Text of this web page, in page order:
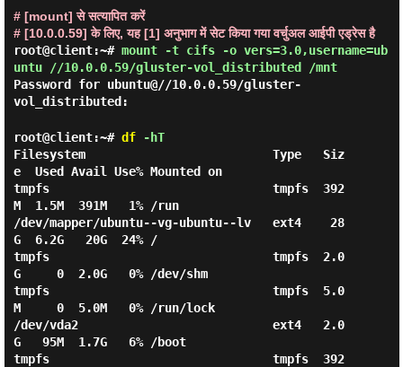
# [mount] से सत्यापित करें
# [10.0.0.59] के लिए, यह [1] अनुभाग में सेट किया गया वर्चुअल आईपी एड्रेस है
root@client:~# mount -t cifs -o vers=3.0,username=ub
untu //10.0.0.59/gluster-vol_distributed /mnt
Password for ubuntu@//10.0.0.59/gluster-
vol_distributed:
root@client:~# df-hT
Filesystem                          Type   Siz
e  Used Avail Use% Mounted on
tmpfs                               tmpfs  392
M  1.5M  391M   1% /run
/dev/mapper/ubuntu--vg-ubuntu--lv   ext4    28
G  6.2G   20G  24% /
tmpfs                               tmpfs  2.0
G     0  2.0G   0% /dev/shm
tmpfs                               tmpfs  5.0
M     0  5.0M   0% /run/lock
/dev/vda2                           ext4   2.0
G   95M  1.7G   6% /boot
tmpfs                               tmpfs  392